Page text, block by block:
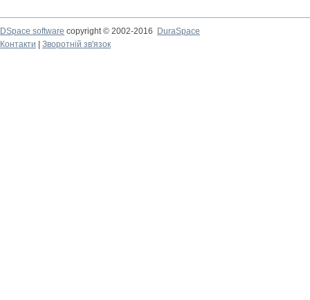
DSpace software copyright © 2002-2016
DuraSpace
Контакти
Зворотній зв'язок